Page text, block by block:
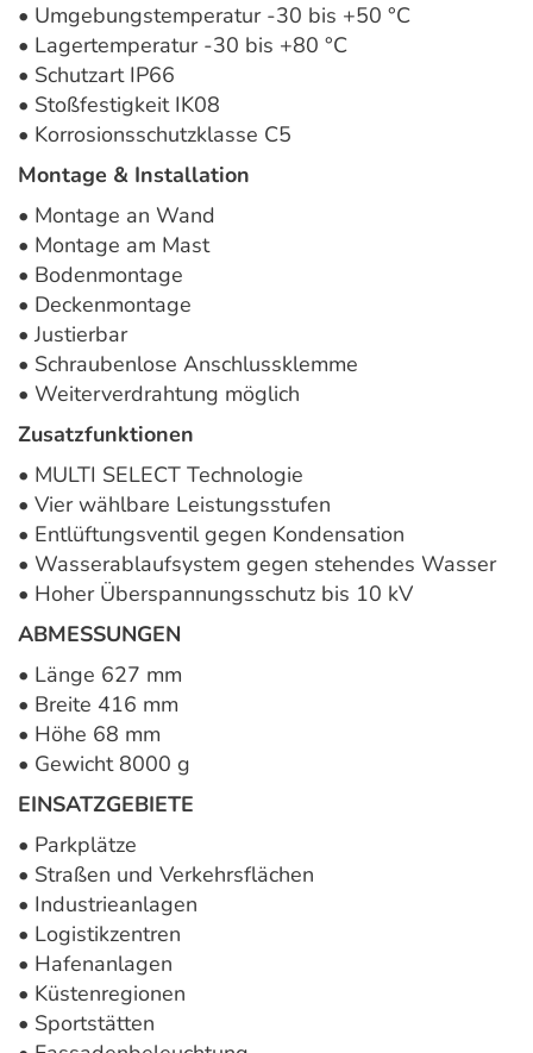
• Umgebungstemperatur -30 bis +50 °C
• Lagertemperatur -30 bis +80 °C
• Schutzart IP66
• Stoßfestigkeit IK08
• Korrosionsschutzklasse C5
Montage & Installation
• Montage an Wand
• Montage am Mast
• Bodenmontage
• Deckenmontage
• Justierbar
• Schraubenlose Anschlussklemme
• Weiterverdrahtung möglich
Zusatzfunktionen
• MULTI SELECT Technologie
• Vier wählbare Leistungsstufen
• Entlüftungsventil gegen Kondensation
• Wasserablaufsystem gegen stehendes Wasser
• Hoher Überspannungsschutz bis 10 kV
ABMESSUNGEN
• Länge 627 mm
• Breite 416 mm
• Höhe 68 mm
• Gewicht 8000 g
EINSATZGEBIETE
• Parkplätze
• Straßen und Verkehrsflächen
• Industrieanlagen
• Logistikzentren
• Hafenanlagen
• Küstenregionen
• Sportstätten